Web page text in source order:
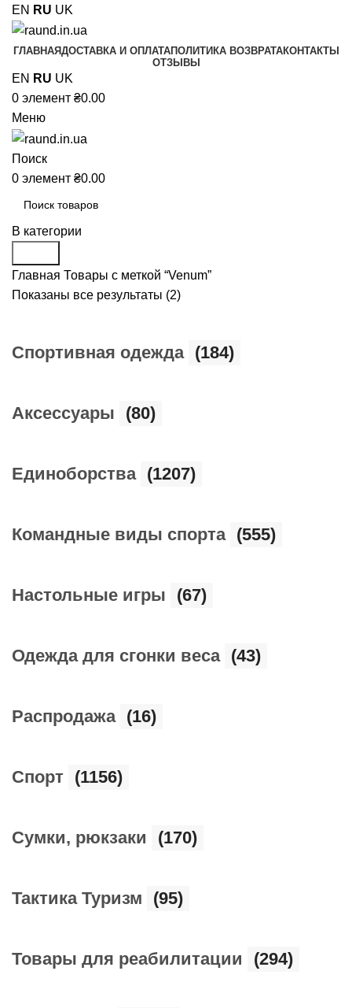
EN RU UK
ГЛАВНАЯДОСТАВКА И ОПЛАТАПОЛИТИКА ВОЗВРАТАКОНТАКТЫ
ОТЗЫВЫ
EN RU UK
0 элемент ₴0.00
Меню
Поиск
0 элемент ₴0.00
В категории
Главная Товары с меткой “Venum”
Показаны все результаты (2)
Cпортивная одежда (184)
Аксессуары (80)
Единоборства (1207)
Командные виды спорта (555)
Настольные игры (67)
Одежда для сгонки веса (43)
Распродажа (16)
Спорт (1156)
Сумки, рюкзаки (170)
Тактика Туризм (95)
Товары для реабилитации (294)